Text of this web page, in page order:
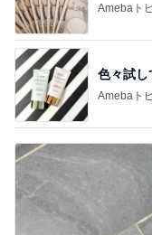
Amebaト
色々試し
Amebaト